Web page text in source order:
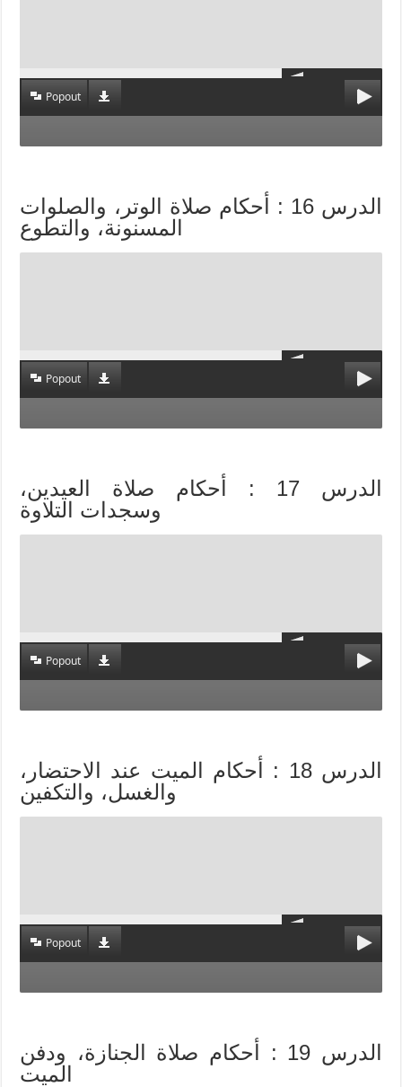
Popout
الدرس 16 : أحكام صلاة الوتر، والصلوات
المسنونة، والتطوع
Popout
الدرس 17 : أحكام صلاة العيدين،
وسجدات التلاوة
Popout
الدرس 18 : أحكام الميت عند الاحتضار،
والغسل، والتكفين
Popout
الدرس 19 : أحكام صلاة الجنازة، ودفن
الميت